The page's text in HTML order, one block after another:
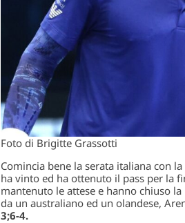
Foto di Brigitte Grassotti
Comincia bene la serata italiana con
ha vinto ed ha ottenuto il pass per la
mantenuto le attese e hanno chiuso
da un australiano ed un olandese,
3;6-4.